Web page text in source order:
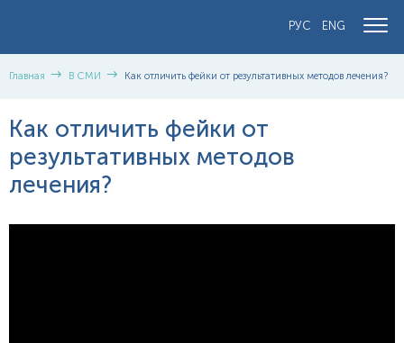
ENG
РУС
Главная В СМИ Как отличить фейки от результативных методов лечения?
Как отличить фейки от
результативных методов
лечения?